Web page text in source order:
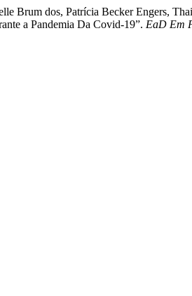
Brum dos, Patrí­cia Becker Engers,
a Pandemia Da Covid-19”. EaD Em